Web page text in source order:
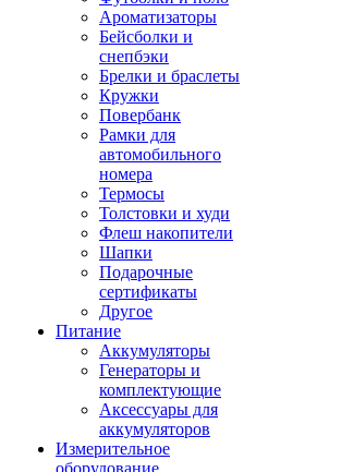
Ароматизаторы
Бейсболки и
снепбэки
Брелки и браслеты
Кружки
Повербанк
Рамки для
автомобильного
номера
Термосы
Толстовки и худи
Флеш накопители
Шапки
Подарочные
сертификаты
Другое
Питание
Аккумуляторы
Генераторы и
комплектующие
Аксессуары для
аккумуляторов
Измерительное
оборудование